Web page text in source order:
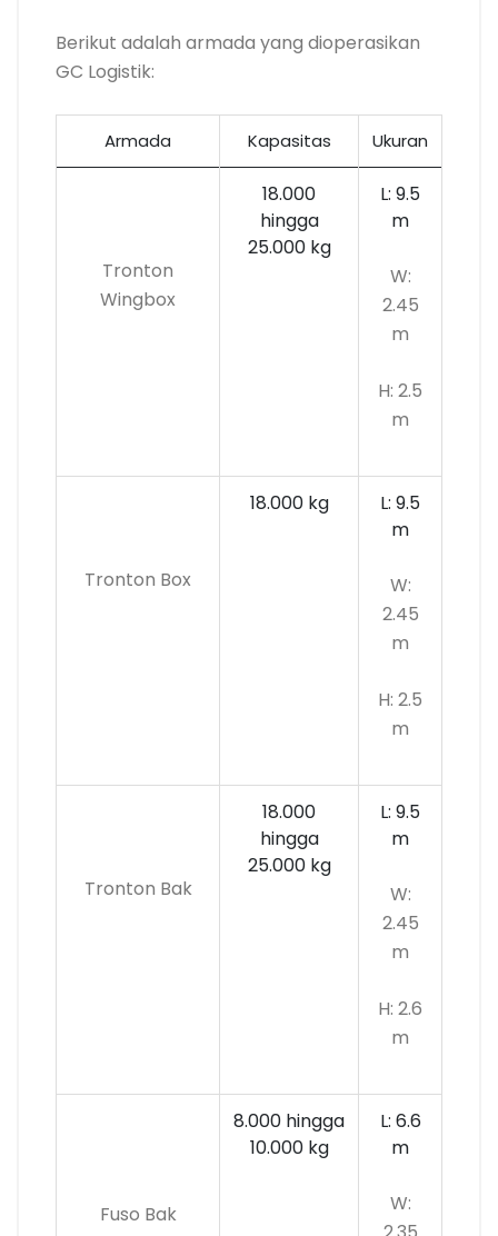
Berikut adalah armada yang dioperasikan
GC Logistik:
Armada Kapasitas Ukuran
Tronton
Wingbox
18.000
hingga
25.000 kg
L: 9.5
m
W:
2.45
m
H: 2.5
m
Tronton Box
18.000 kg
L: 9.5
m
W:
2.45
m
H: 2.5
m
Tronton Bak
18.000
hingga
25.000 kg
L: 9.5
m
W:
2.45
m
H: 2.6
m
Fuso Bak
8.000 hingga
10.000kg
L: 6.6
m
W: